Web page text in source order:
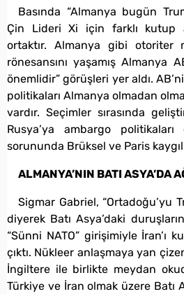
Basında “Almanya bugün
Çin Lideri Xi için farklı kutup
ortaktır. Almanya gibi otoriter
rönesansını yaşamış Almanya
önemlidir” görüşleri yer aldı.
politikaları Almanya olmadan
vardır. Seçimler sırasında
Rusya’ya ambargo
sorununda Brüksel ve Paris
ALMANYA’NIN BATI ASYA’DA
Sigmar Gabriel, “Ortadoğu’yu
diyerek Batı Asya’daki
“Sünni NATO” girişimiyle İran’ı
çıktı. Nükleer anlaşmaya yan
İngiltere ile birlikte meydan
Türkiye ve İran olmak üzere Batı